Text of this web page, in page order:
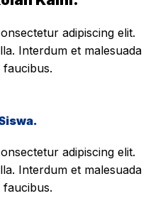
adipiscing elit.
Interdum et malesuada
faucibus.
adipiscing elit.
Interdum et malesuada
faucibus.